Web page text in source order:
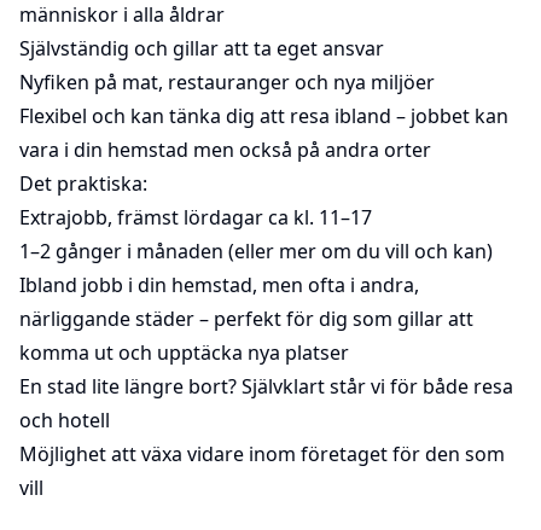
människor i alla åldrar
Självständig och gillar att ta eget ansvar
Nyfiken på mat, restauranger och nya miljöer
Flexibel och kan tänka dig att resa ibland – jobbet kan
vara i din hemstad men också på andra orter
Det praktiska:
Extrajobb, främst lördagar ca kl. 11–17
1–2 gånger i månaden (eller mer om du vill och kan)
Ibland jobb i din hemstad, men ofta i andra,
närliggande städer – perfekt för dig som gillar att
komma ut och upptäcka nya platser
En stad lite längre bort? Självklart står vi för både resa
och hotell
Möjlighet att växa vidare inom företaget för den som
vill